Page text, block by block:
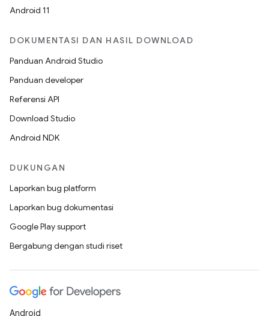
Android 11
DOKUMENTASI DAN HASIL DOWNLOAD
Panduan Android Studio
Panduan developer
Referensi API
Download Studio
Android NDK
DUKUNGAN
Laporkan bug platform
Laporkan bug dokumentasi
Google Play support
Bergabung dengan studi riset
Android